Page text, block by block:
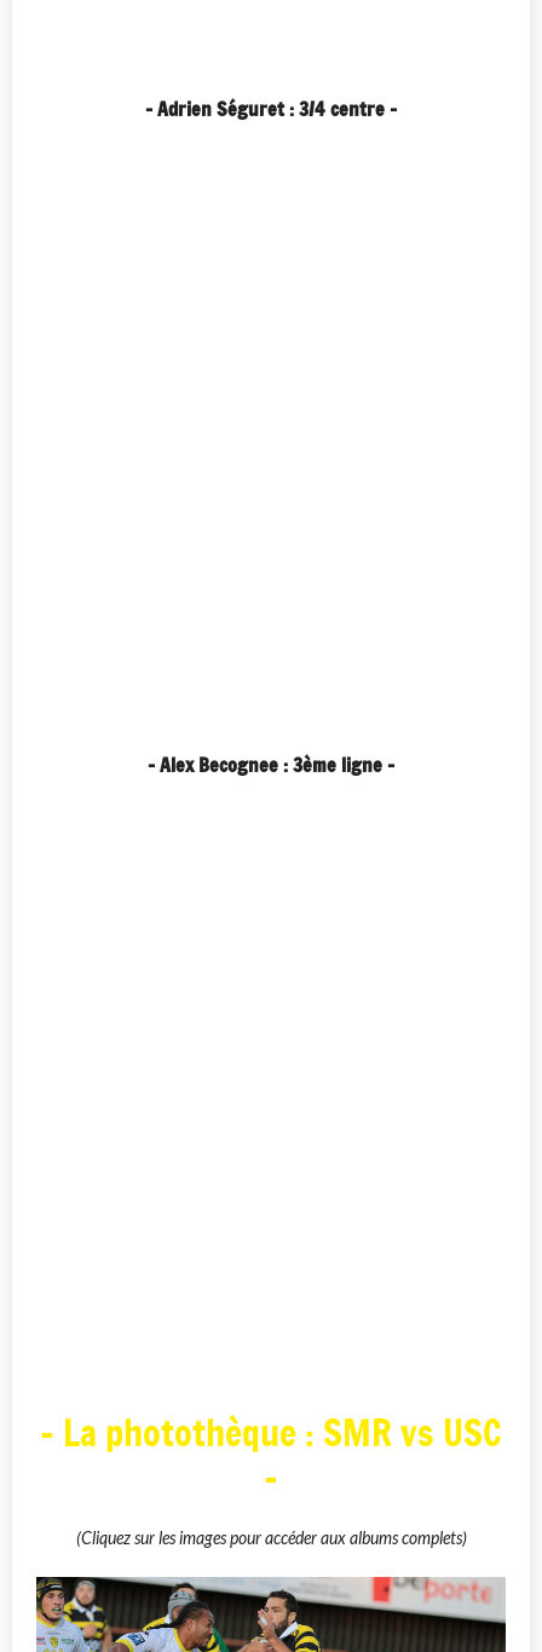
- Adrien Séguret : 3/4 centre -
- Alex Becognee : 3ème ligne -
- La photothèque : SMR vs USC
-
(Cliquez sur les images pour accéder aux albums complets)